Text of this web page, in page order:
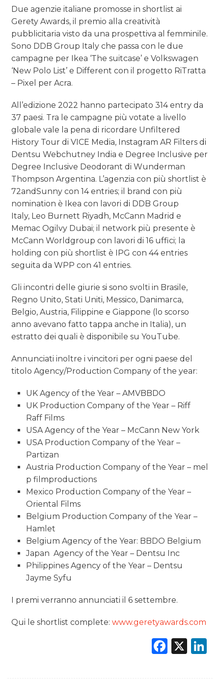
Due agenzie italiane promosse in shortlist ai
Gerety Awards, il premio alla creatività
pubblicitaria visto da una prospettiva al femminile.
Sono DDB Group Italy che passa con le due
campagne per Ikea ‘The suitcase’ e Volkswagen
‘New Polo List’ e Different con il progetto RiTratta
– Pixel per Acra.
All’edizione 2022 hanno partecipato 314 entry da
37 paesi. Tra le campagne più votate a livello
globale vale la pena di ricordare Unfiltered
History Tour di VICE Media, Instagram AR Filters di
Dentsu Webchutney India e Degree Inclusive per
Degree Inclusive Deodorant di Wunderman
Thompson Argentina. L’agenzia con più shortlist è
72andSunny con 14 entries; il brand con più
nomination è Ikea con lavori di DDB Group
Italy, Leo Burnett Riyadh, McCann Madrid e
Memac Ogilvy Dubai; il network più presente è
McCann Worldgroup con lavori di 16 uffici; la
holding con più shortlist è IPG con 44 entries
seguita da WPP con 41 entries.
Gli incontri delle giurie si sono svolti in Brasile,
Regno Unito, Stati Uniti, Messico, Danimarca,
Belgio, Austria, Filippine e Giappone (lo scorso
anno avevano fatto tappa anche in Italia), un
estratto dei quali è disponibile su YouTube.
Annunciati inoltre i vincitori per ogni paese del
titoloAgency/Production Company of the year:
UK Agency of the Year – AMVBBDO
UK Production Company of the Year – Riff
Raff Films
USA Agency of the Year – McCann New York
USA Production Company of the Year –
Partizan
Austria Production Company of the Year – mel
p filmproductions
Mexico Production Company of the Year –
Oriental Films
Belgium Production Company of the Year –
Hamlet
Belgium Agency of the Year: BBDO Belgium
Japan Agency of the Year – Dentsu Inc
Philippines Agency of the Year – Dentsu
Jayme Syfu
I premi verranno annunciati il 6 settembre.
Qui le shortlist complete:www.geretyawards.com
X